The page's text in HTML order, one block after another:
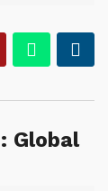
Global